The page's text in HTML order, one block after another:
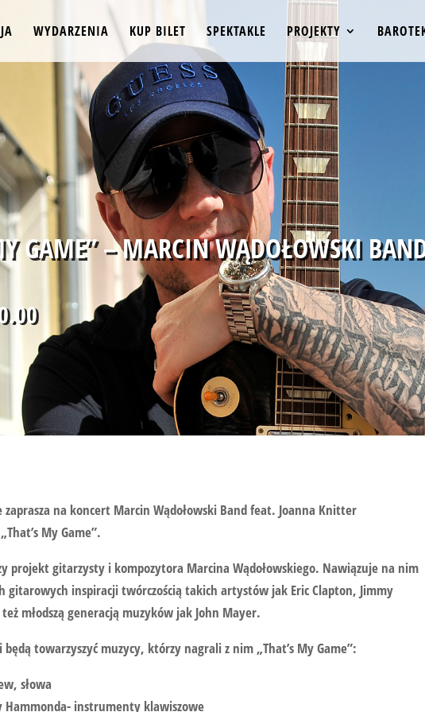
WYDARZENIA KUP BILET SPEKTAKLE PROJEKTY
GAME” – MARCIN WĄDOŁOWSKI
zaprasza na koncert Marcin Wądołowski Band feat. Joanna Knitter
My Game”.
projekt gitarzysty i kompozytora Marcina Wądołowskiego. Nawiązuje na nim
gitarowych inspiracji twórczością takich artystów jak Eric Clapton, Jimmy
młodszą generacją muzyków jak John Mayer.
towarzyszyć muzycy, którzy nagrali z nim „That’s My Game”:
słowa
Hammonda- instrumenty klawiszowe